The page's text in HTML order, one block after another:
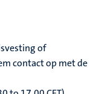
of
contact op met de